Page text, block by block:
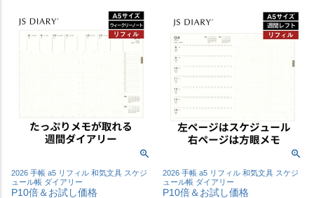
2026 手帳 a5 リフィル 和気文具 スケジ
ュール帳 ダイアリー
P10倍＆お試し価格
2026 手帳 a5 リフィル 和気文具 スケジ
ュール帳 ダイアリー
P10倍＆お試し価格